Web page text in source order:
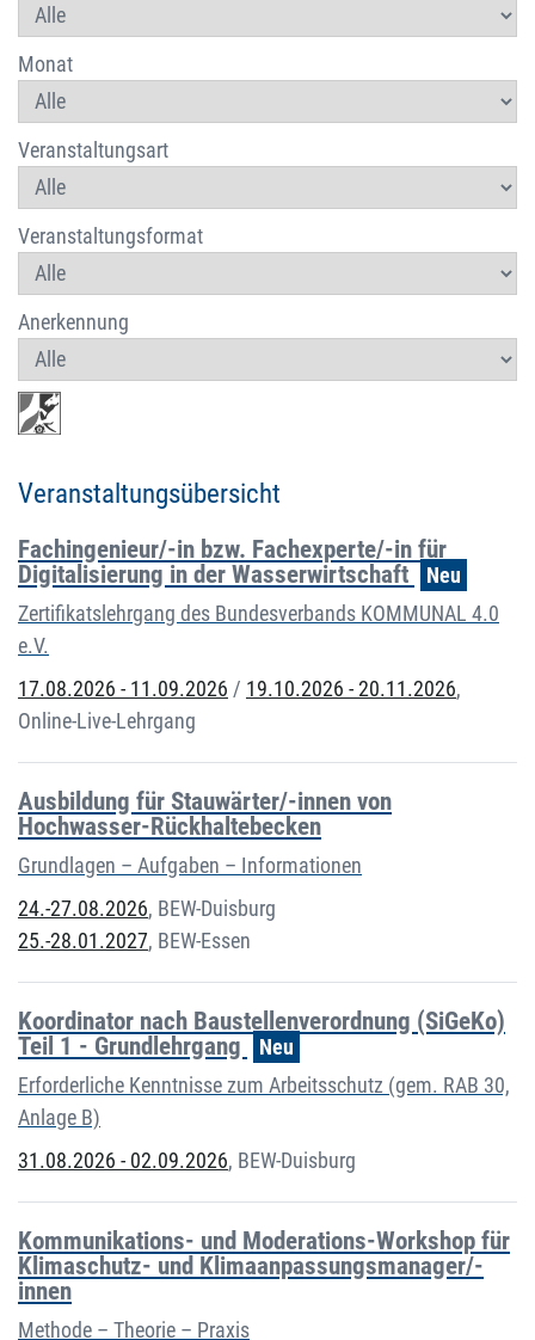
Monat
Veranstaltungsart
Veranstaltungsformat
Anerkennung
Veranstaltungsübersicht
Fachingenieur/-in bzw. Fachexperte/-in für
Digitalisierung in der Wasserwirtschaft
Neu
Zertifikatslehrgang des Bundesverbands KOMMUNAL 4.0
e.V.
17.08.2026 - 11.09.2026 / 19.10.2026 - 20.11.2026,
Online-Live-Lehrgang
Ausbildung für Stauwärter/-innen von
Hochwasser-Rückhaltebecken
Grundlagen – Aufgaben – Informationen
24.-27.08.2026, BEW-Duisburg
25.-28.01.2027, BEW-Essen
Koordinator nach Baustellenverordnung (SiGeKo)
Teil 1 - Grundlehrgang
Neu
Erforderliche Kenntnisse zum Arbeitsschutz (gem. RAB 30,
Anlage B)
31.08.2026 - 02.09.2026, BEW-Duisburg
Kommunikations- und Moderations-Workshop für
Klimaschutz- und Klimaanpassungsmanager/-
innen
Methode – Theorie – Praxis